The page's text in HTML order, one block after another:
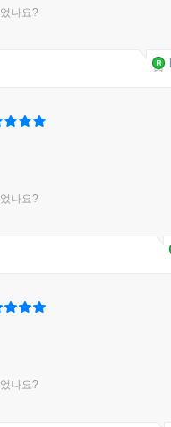
나요?
나요?
나요?